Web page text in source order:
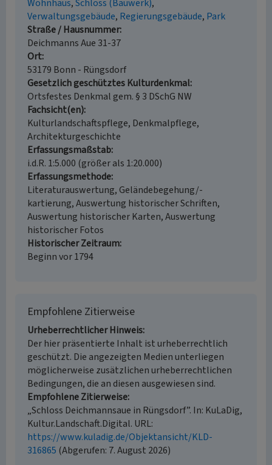
Wohnhaus Schloss (Bauwerk)
Verwaltungsgebäude Regierungsgebäude Park
Straße / Hausnummer
Deichmanns Aue 31-37
Ort
53179 Bonn - Rüngsdorf
Gesetzlich geschütztes Kulturdenkmal
Ortsfestes Denkmal gem. § 3 DSchG NW
Fachsicht(en)
Kulturlandschaftspflege, Denkmalpflege,
Architekturgeschichte
Erfassungsmaßstab
i.d.R. 1:5.000 (größer als 1:20.000)
Erfassungsmethode
Literaturauswertung, Geländebegehung/-
kartierung, Auswertung historischer Schriften,
Auswertung historischer Karten, Auswertung
historischer Fotos
Historischer Zeitraum
Beginn vor 1794
Empfohlene Zitierweise
Urheberrechtlicher Hinweis
Der hier präsentierte Inhalt ist urheberrechtlich
geschützt. Die angezeigten Medien unterliegen
möglicherweise zusätzlichen urheberrechtlichen
Bedingungen, die an diesen ausgewiesen sind.
Empfohlene Zitierweise
„Schloss Deichmannsaue in Rüngsdorf”. In: KuLaDig,
Kultur.Landschaft.Digital. URL:
https://www.kuladig.de/Objektansicht/KLD-
316865 (Abgerufen: 7. August 2026)